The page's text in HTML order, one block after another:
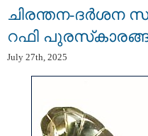
ചിരന്തന-ദർശന
റഫി
July 27th, 2025